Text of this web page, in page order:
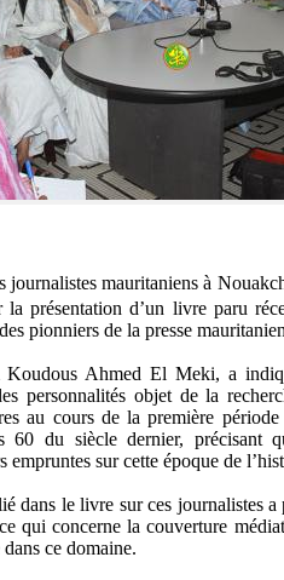
journalistes mauritaniens à
présentation d’un livre paru
pionniers de la presse
Ahmed El Meki, a
personnalités objet de la
au cours de la première
60 du siècle dernier,
empruntes sur cette époque de
dans le livre sur ces journalistes a
qui concerne la couverture
ce domaine.